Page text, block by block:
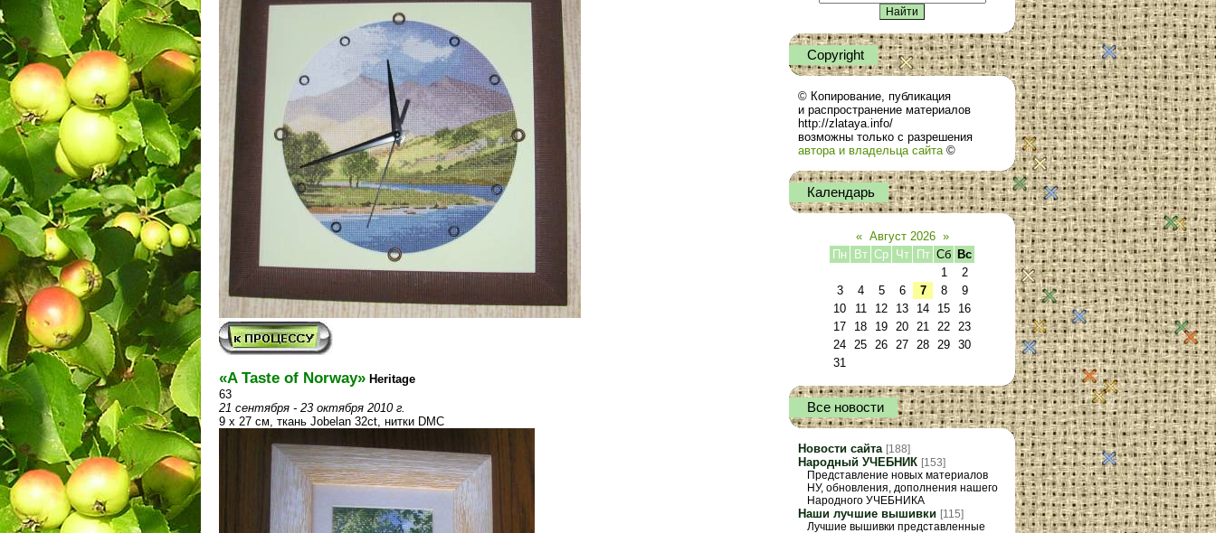
«A Taste of Norway» Heritage
63
21 сентября - 23 октября 2010 г.
9 х 27 см, ткань Jobelan 32ct, нитки DMC
Сopyright
© Копирование, публикация
и распространение материалов
http://zlataya.info/
возможны только с разрешения
автора и владельца сайта©
Календарь
« Август 2026 »
Пн
Вт Ср Чт Пт Сб Вс
1
2
3
4 5 6 7 8
9
10
11 12 13 14 15
16
17
18 19 20 21 22 23
24 25 26 27 28 29 30
31
Все новости
Новости сайта [188]
Народный УЧЕБНИК [153]
Представление новых материалов
НУ, обновления, дополнения нашего
Народного УЧЕБНИКА
Наши лучшие вышивки [115]
Лучшие вышивки представленные